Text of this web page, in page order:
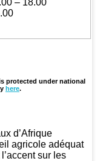
protected under national
here.
d’Afrique
agricole adéquat
sur les